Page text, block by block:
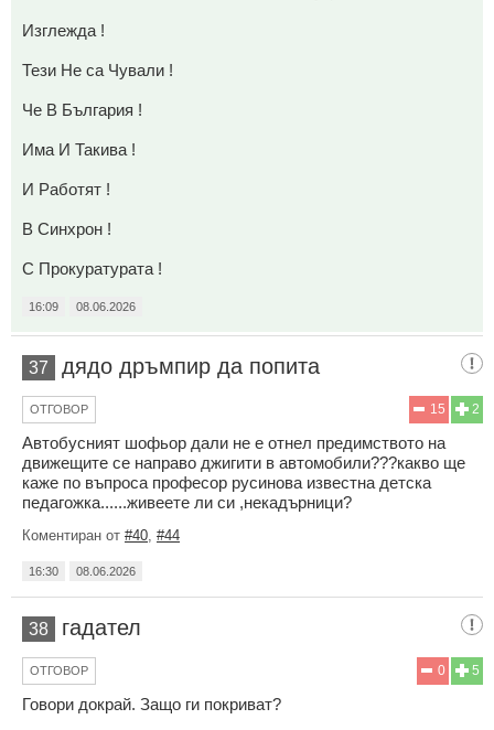
Изглежда !
Тези Не са Чували !
Че В България !
Има И Такива !
И Работят !
В Синхрон !
С Прокуратурата !
16:09 08.06.2026
37 дядо дръмпир да попита
2
15
ОТГОВОР
Автобусният шофьор дали не е отнел предимството на
движещите се направо джигити в автомобили???какво ще
каже по въпроса професор русинова известна детска
педагожка......живеете ли си ,некадърници?
Коментиран от #40 #44
16:30 08.06.2026
38 гадател
5
0
ОТГОВОР
Говори докрай. Защо ги покриват?